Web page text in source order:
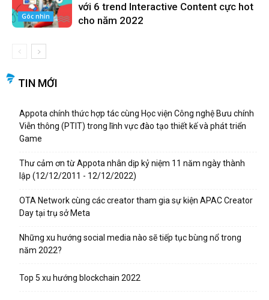
Góc nhìn
với 6 trend Interactive Content cực hot
cho năm 2022
TIN MỚI
Appota chính thức hợp tác cùng Học viện Công nghệ Bưu chính
Viễn thông (PTIT) trong lĩnh vực đào tạo thiết kế và phát triển
Game
Thư cảm ơn từ Appota nhân dịp kỷ niệm 11 năm ngày thành
lập (12/12/2011 - 12/12/2022)
OTA Network cùng các creator tham gia sự kiện APAC Creator
Day tại trụ sở Meta
Những xu hướng social media nào sẽ tiếp tục bùng nổ trong
năm 2022?
Top 5 xu hướng blockchain 2022